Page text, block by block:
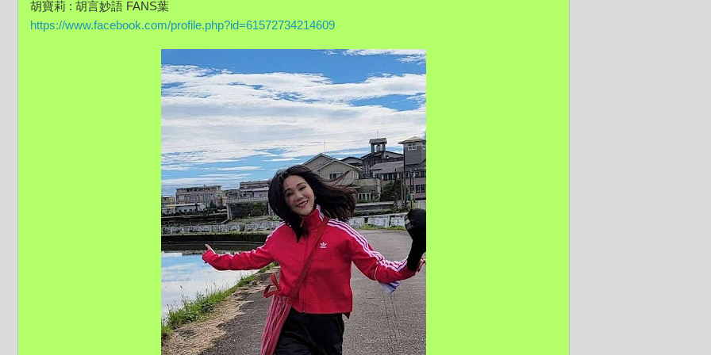
胡寶莉 : 胡言妙語 FANS葉
https://www.facebook.com/profile.php?id=61572734214609